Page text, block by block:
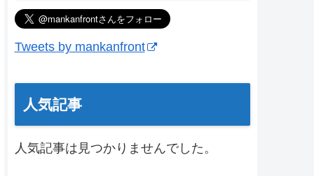
Tweets by mankanfront
人気記事
人気記事は見つかりませんでした。